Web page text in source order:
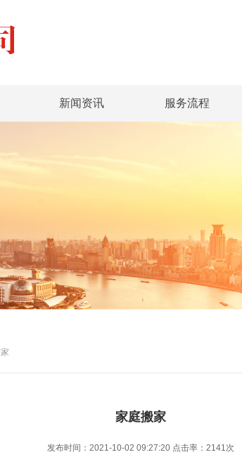
新闻资讯 服务流程
家庭搬家
发布时间：2021-10-02 09:27:20 点击率： 2141次